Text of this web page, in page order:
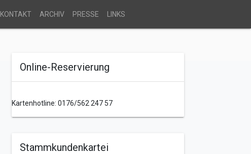
KONTAKT ARCHIV PRESSE LINKS
Online-Reservierung
Kartenhotline: 0176/562 247 57
Stammkundenkartei